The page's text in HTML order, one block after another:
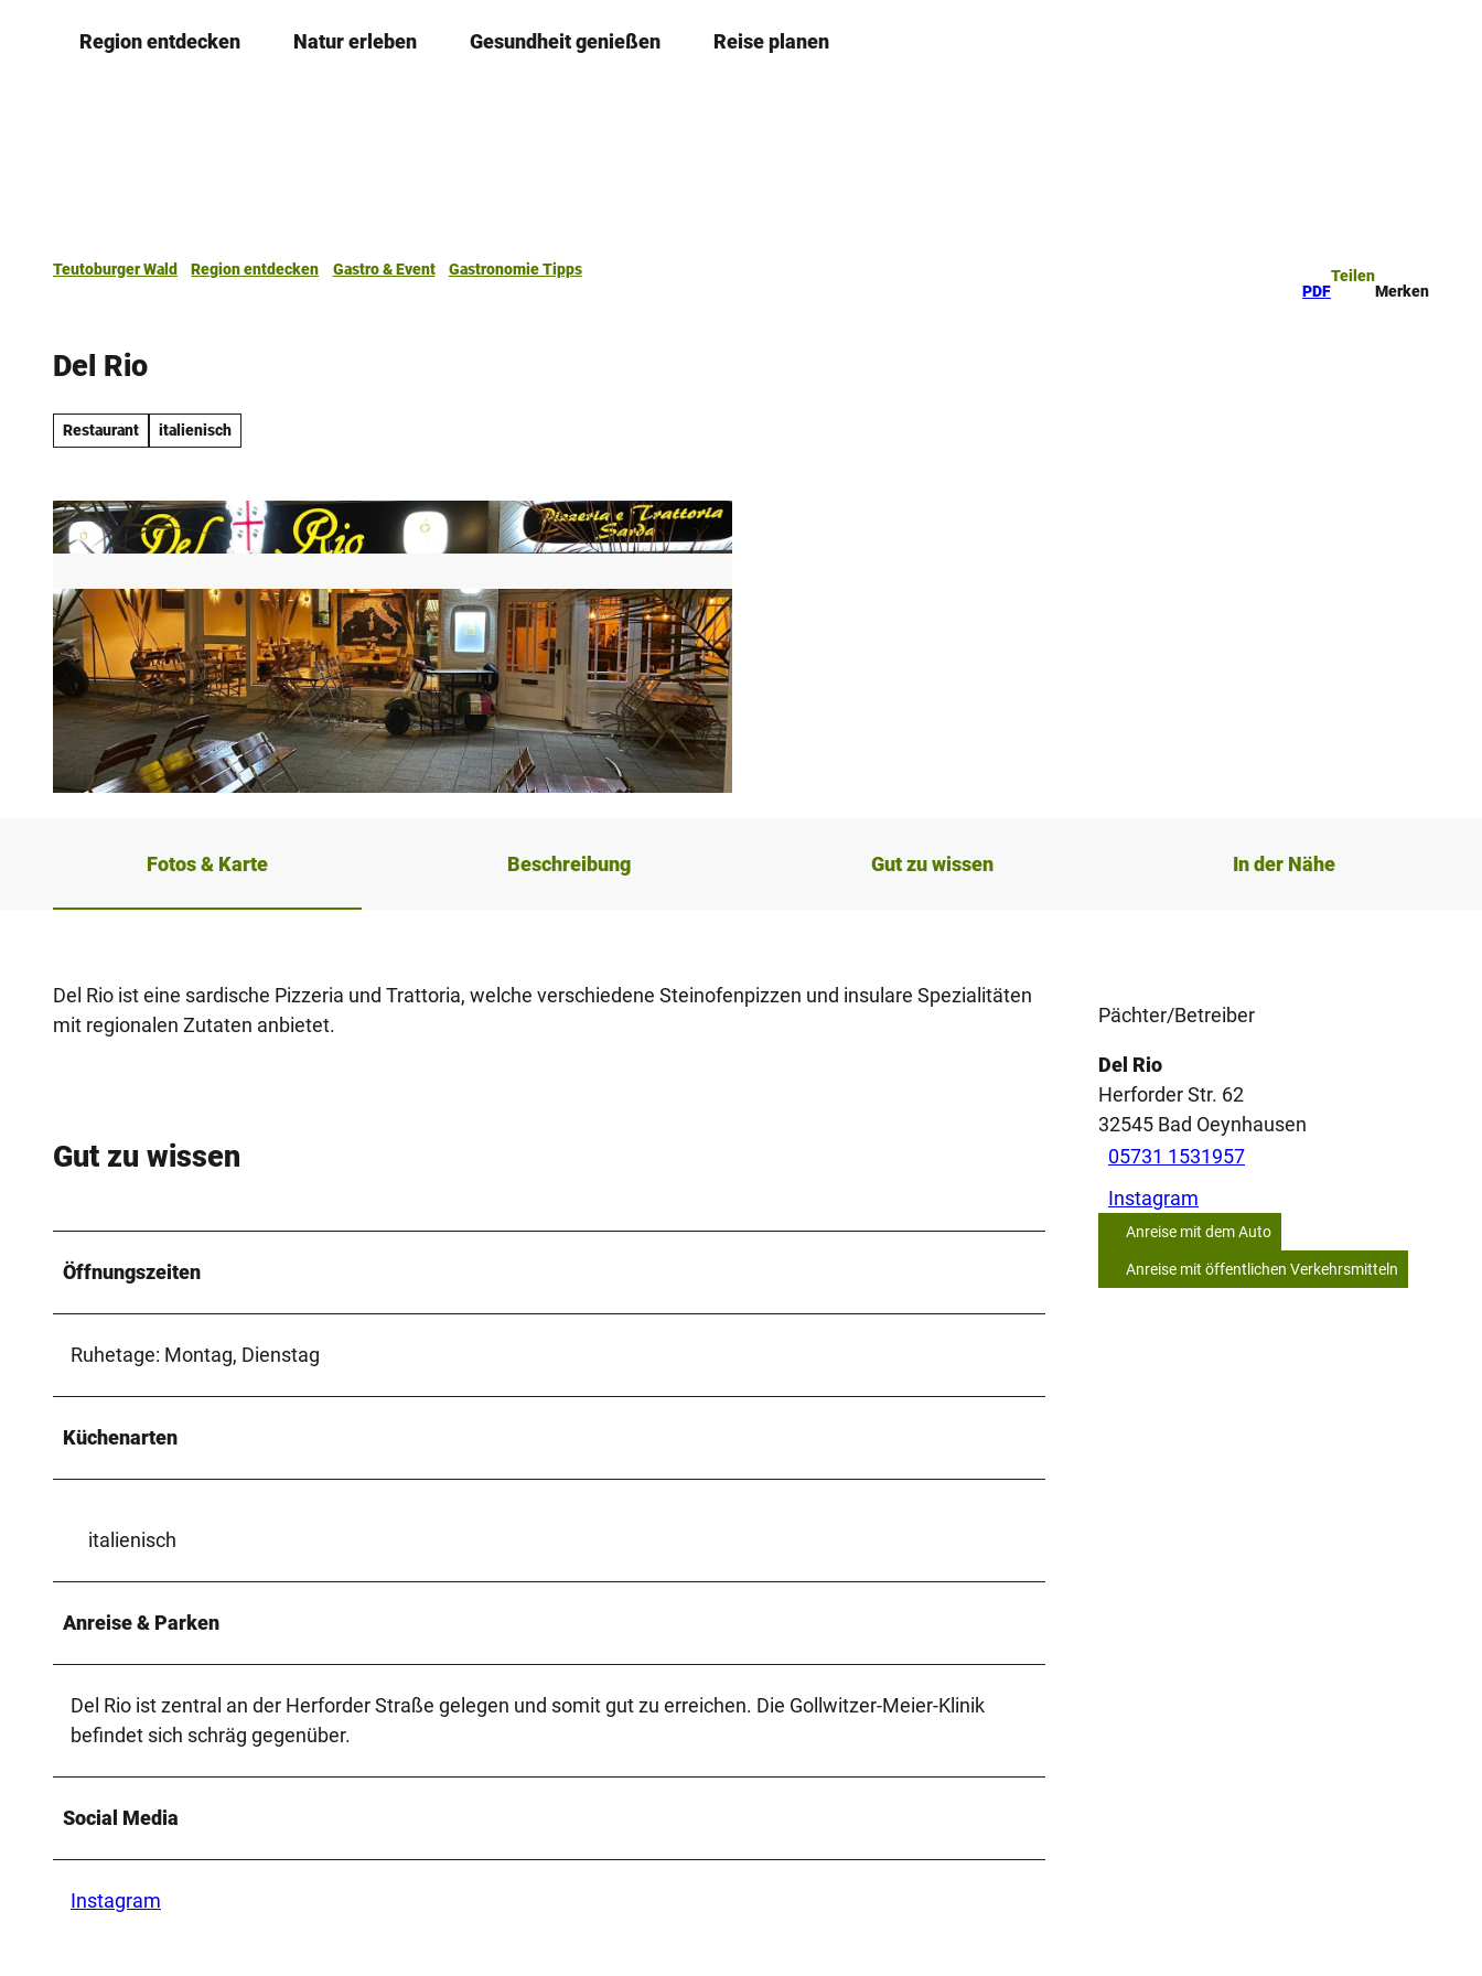
Region entdecken Natur erleben Gesundheit genießen Reise planen
Teutoburger Wald Region entdecken Gastro & Event
Gastronomie Tipps
PDF
Teilen
Merken
Del Rio
Restaurant italienisch
Fotos & Karte Beschreibung Gut zu wissen In der Nähe
Del Rio ist eine sardische Pizzeria und Trattoria, welche verschiedene Steinofenpizzen und insulare Spezialitäten
mit regionalen Zutaten anbietet.
Gut zu wissen
Öffnungszeiten
Ruhetage: Montag, Dienstag
Küchenarten
italienisch
Anreise & Parken
Del Rio ist zentral an der Herforder Straße gelegen und somit gut zu erreichen. Die Gollwitzer-Meier-Klinik
befindet sich schräg gegenüber.
Social Media
Instagram
Pächter/Betreiber
Del Rio
Herforder Str. 62
32545 Bad Oeynhausen
05731 1531957
Instagram
Anreise mit dem Auto
Anreise mit öffentlichen Verkehrsmitteln